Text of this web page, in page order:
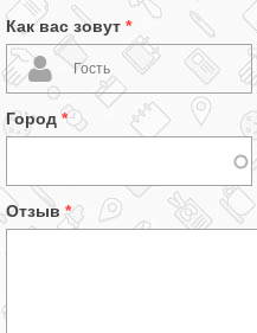
Как вас зовут *
Город *
Отзыв *